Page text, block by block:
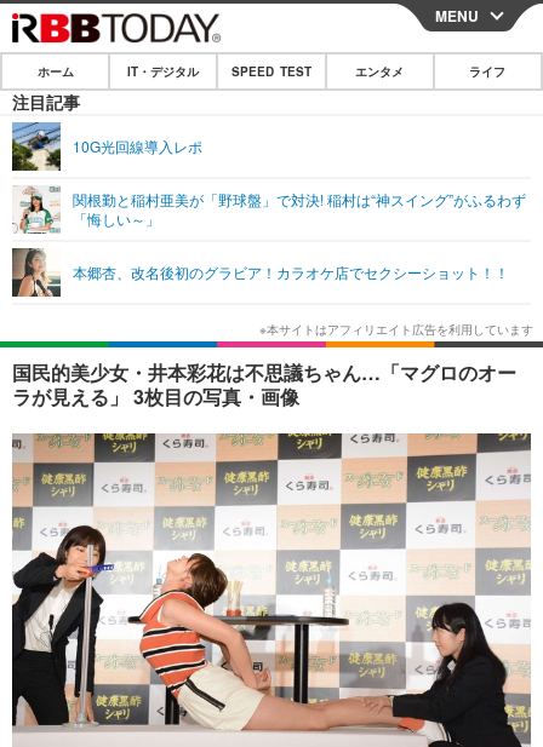
CLOSE
ホーム
IT・デジタル
ネタ
ショッピング その他
SPEED TEST
エンタメ
エンタメTOP 映画・ドラマ
韓国・芸能
音楽 スポーツ
ショッピング その他
ライフ
ライフTOP グルメ
ペット ショッピング
その他
リリース一覧
プッシュ通知の停止方法
MENU
ホーム IT・デジタル SPEED TEST エンタメ ライフ
注目記事
10G光回線導入レポ
関根勤と稲村亜美が「野球盤」で対決! 稲村は“神スイング”がふるわず
「悔しい～」
本郷杏、改名後初のグラビア！カラオケ店でセクシーショット！！
国民的美少女・井本彩花は不思議ちゃん…「マグロのオー
ラが見える」 3枚目の写真・画像